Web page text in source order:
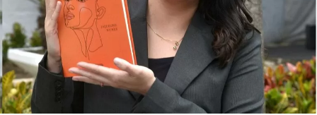
“Geralmente estes livros
são os mais caros, o que
também dificulta o acesso.
Hoje já é possível encontrar